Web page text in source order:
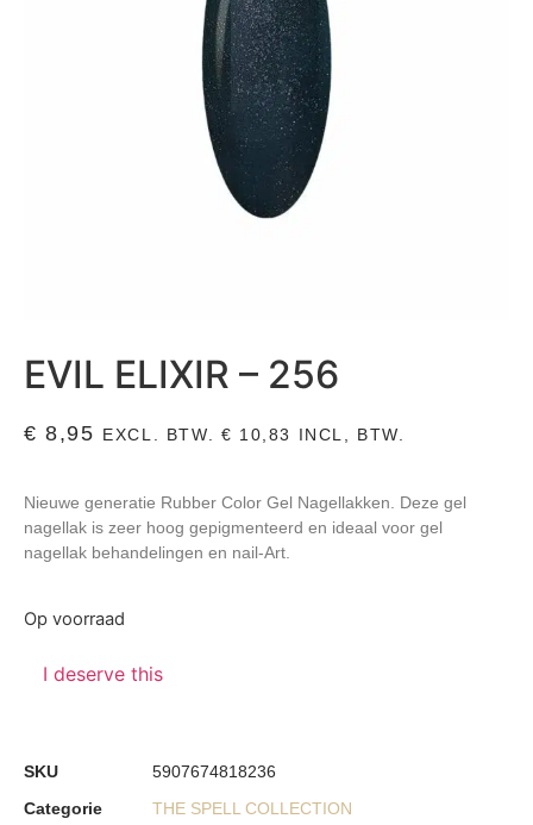
EVIL ELIXIR – 256
€ 8,95 EXCL. BTW. € 10,83 INCL, BTW.
Nieuwe generatie Rubber Color Gel Nagellakken. Deze gel
nagellak is zeer hoog gepigmenteerd en ideaal voor gel
nagellak behandelingen en nail-Art.
Op voorraad
I deserve this
SKU
5907674818236
Categorie
THE SPELL COLLECTION